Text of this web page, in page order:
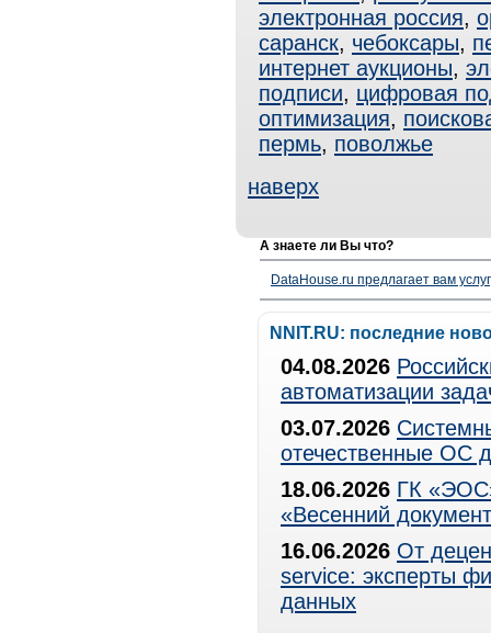
электронная россия,
саранск, чебоксары,
интернет аукционы,
подписи, цифровая
оптимизация,
пермь, поволжье
наверх
А знаете ли Вы что?
DataHouse.ru предлагает вам
NNIT.RU: последние
04.08.2026
автоматизации
03.07.2026
отечественные ОС
18.06.2026 ГК
«Весенний
16.06.2026 От
service: эксперты
данных